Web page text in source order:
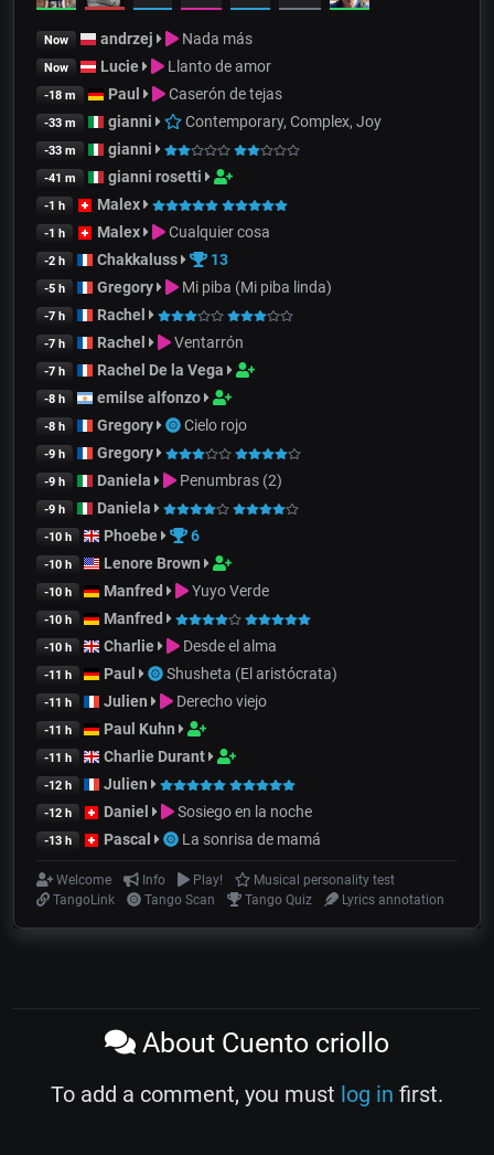
Now andrzej Nada más
Now Lucie Llanto de amor
-18 m Paul Caserón de tejas
-33 m gianni Contemporary, Complex, Joy
-33 m gianni
-41 m gianni rosetti
-1 h Malex
-1 h Malex Cualquier cosa
-2 h Chakkaluss 13
-5 h Gregory Mi piba (Mi piba linda)
-7 h Rachel
-7 h Rachel Ventarrón
-7 h Rachel De la Vega
-8 h emilse alfonzo
-8 h Gregory Cielo rojo
-9 h Gregory
-9 h Daniela Penumbras (2)
-9 h Daniela
-10 h Phoebe 6
-10 h Lenore Brown
-10 h Manfred Yuyo Verde
-10 h Manfred
-10 h Charlie Desde el alma
-11 h Paul Shusheta (El aristócrata)
-11 h Julien Derecho viejo
-11 h Paul Kuhn
-11 h Charlie Durant
-12 h Julien
-12 h Daniel Sosiego en la noche
-13 h Pascal La sonrisa de mamá
Welcome Info Play!
Musical personality test
TangoLink
Tango Scan Tango Quiz Lyrics annotation
About Cuento criollo
To add a comment, you must log in first.